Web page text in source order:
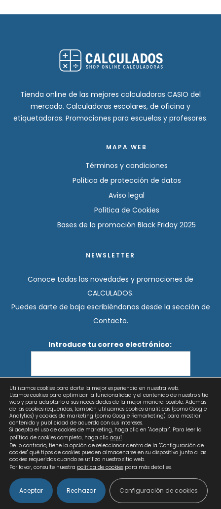
Tienda online de las mejores calculadoras CASIO del
mercado. Calculadoras escolares, de oficina y
etiquetadoras. Promociones para escuelas y profesores.
MAPA WEB
Términos y condiciones
Política de protección de datos
Aviso legal
Política de Cookies
Bases de la promoción Black Friday 2025
NEWSLETTER
Conoce todas las novedades y promociones de
CALCULADOS.
Puedes darte de baja escribiéndonos desde la sección de
Contacto.
Introduce tu correo electrónico:
He leído y acepto los términos y condiciones
Copyright © 2026 Calculados | Diseño web: AZUL LIMÓN
Utilizamos cookies para darte la mejor experiencia en nuestra web.
Usamos cookies para optimizar la funcionalidad y el contenido de nuestro sitio
web y para adaptarlo a sus necesidades de la mejor manera posible. Además
de las cookies requeridas, también utilizamos cookies analíticas (como Google
Analytics) y cookies de marketing (como Google Remarketing) para mostrar
contenido y publicidad de acuerdo con sus intereses.
Si acepta el uso de cookies de marketing, haga clic en "Aceptar". Para leer la
política de cookies completa, haga clic aquí.
De lo contrario, tiene la opción de seleccionar dentro de la "Configuración de
cookies" qué tipos de cookies pueden almacenarse en su dispositivo junto a las
cookies requeridas cuando se utiliza nuestro sitio web.
Por favor, consulte nuestra política de cookies para más detalles.
Aceptar Rechazar Configuración de cookies